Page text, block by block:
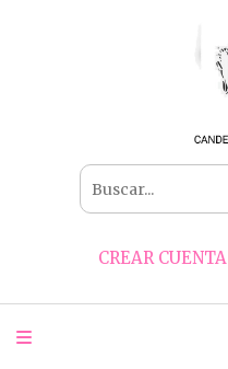
CREAR CUENTA